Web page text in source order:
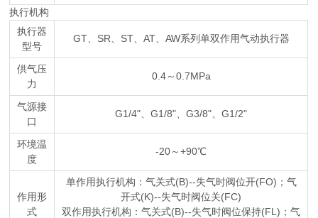
执行机构
执行器
型号
GT、SR、ST、AT、AW系列单双作用气动执行器
供气压
力
0.4～0.7MPa
气源接
口
G1/4"、G1/8"、G3/8"、G1/2"
环境温
度
-20～+90℃
作用形
式
单作用执行机构：气关式(B)--失气时阀位开(FO)；气
开式(K)--失气时阀位关(FC)
双作用执行机构：气关式(B)--失气时阀位保持(FL)；气